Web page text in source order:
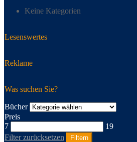
Keine Kategorien
Lesenswertes
Reklame
Was suchen Sie?
Bücher
Preis
7
19
Filter zurücksetzen
Filtern